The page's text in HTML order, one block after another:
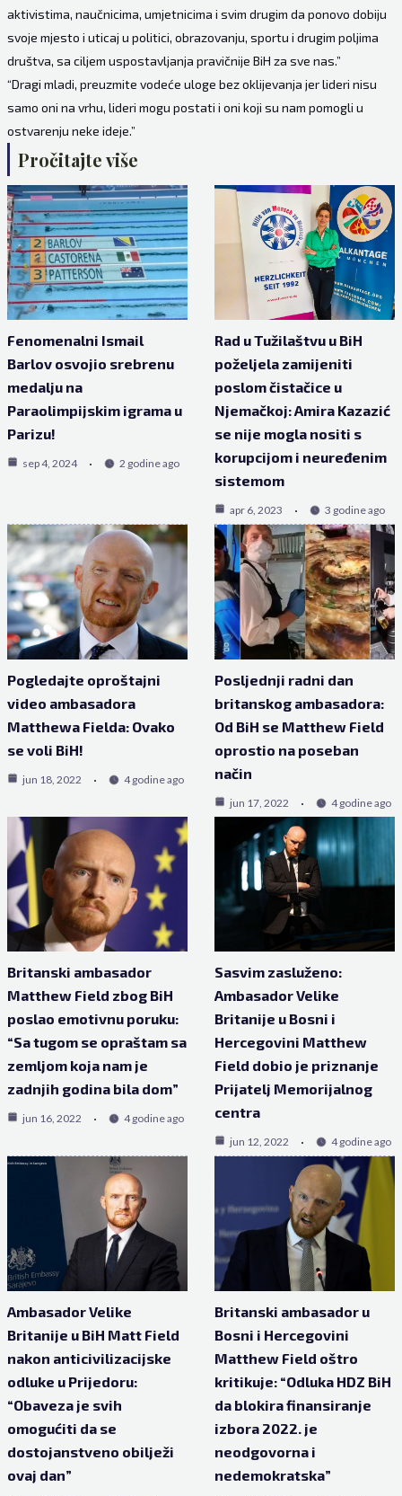
aktivistima, naučnicima, umjetnicima i svim drugim da ponovo dobiju
svoje mjesto i uticaj u politici, obrazovanju, sportu i drugim poljima
društva, sa ciljem uspostavljanja pravičnije BiH za sve nas.”
“Dragi mladi, preuzmite vodeće uloge bez oklijevanja jer lideri nisu
samo oni na vrhu, lideri mogu postati i oni koji su nam pomogli u
ostvarenju neke ideje.”
Pročitajte više
Fenomenalni Ismail
Barlov osvojio srebrenu
medalju na
Paraolimpijskim igrama u
Parizu!
sep 4, 2024 2 godine ago
Rad u Tužilaštvu u BiH
poželjela zamijeniti
poslom čistačice u
Njemačkoj: Amira Kazazić
se nije mogla nositi s
korupcijom i neuređenim
sistemom
apr 6, 2023 3 godine ago
Pogledajte oproštajni
video ambasadora
Matthewa Fielda: Ovako
se voli BiH!
jun 18, 2022 4 godine ago
Posljednji radni dan
britanskog ambasadora:
Od BiH se Matthew Field
oprostio na poseban
način
jun 17, 2022 4 godine ago
Britanski ambasador
Matthew Field zbog BiH
poslao emotivnu poruku:
“Sa tugom se opraštam sa
zemljom koja nam je
zadnjih godina bila dom”
jun 16, 2022 4 godine ago
Sasvim zasluženo:
Ambasador Velike
Britanije u Bosni i
Hercegovini Matthew
Field dobio je priznanje
Prijatelj Memorijalnog
centra
jun 12, 2022 4 godine ago
Ambasador Velike
Britanije u BiH Matt Field
nakon anticivilizacijske
odluke u Prijedoru:
“Obaveza je svih
omogućiti da se
dostojanstveno obilježi
ovaj dan”
Britanski ambasador u
Bosni i Hercegovini
Matthew Field oštro
kritikuje: “Odluka HDZ BiH
da blokira finansiranje
izbora 2022. je
neodgovorna i
nedemokratska”